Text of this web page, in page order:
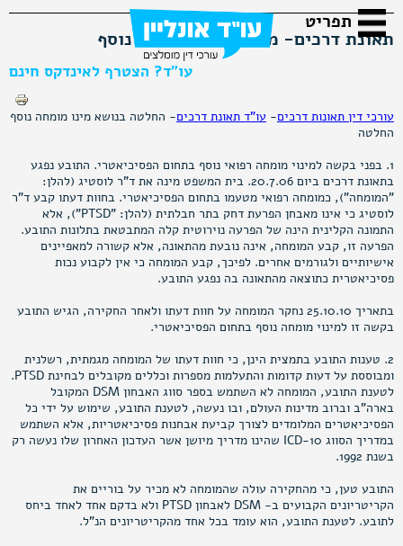
תאונת דרכים- מינוי מומחה רפואי נוסף
עו"ד? הצטרף לאינדקס חינם
עורכי דין תאונות דרכים- עו"ד תאונת דרכים- החלטה בנושא מינו מומחה נוסף
החלטה
1. בפני בקשה למינוי מומחה רפואי נוסף בתחום הפסיכיאטרי. התובע נפגע
בתאונת דרכים ביום 20.7.06. בית המשפט מינה את ד"ר לוסטיג (להלן:
"המומחה"), כמומחה רפואי מטעמו בתחום הפסיכיאטרי. בחוות דעתו קבע ד"ר
לוסטיג כי אינו מאבחן הפרעת דחק בתר חבלתית (להלן: "PTSD"), אלא
התמונה הקלינית הינה של הפרעה נוירוטית קלה המתבטאת בתלונות התובע.
הפרעה זו, קבע המומחה, אינה נובעת מהתאונה, אלא קשורה למאפיינים
אישיותיים ולגורמים אחרים. לפיכך, קבע המומחה כי אין לקבוע נכות
פסיכיאטרית כתוצאה מהתאונה בה נפגע התובע.
בתאריך 25.10.10 נחקר המומחה על חוות דעתו ולאחר החקירה, הגיש התובע
בקשה זו למינוי מומחה נוסף בתחום הפסיכיאטרי.
2. טענות התובע בתמצית הינן, כי חוות דעתו של המומחה מגמתית, רשלנית
ומבוססת על דעות קדומות והתעלמות מספרות וכללים מקובלים לבחינת PTSD.
לטענת התובע, המומחה לא השתמש בספר סווג האבחון DSM המקובל
בארה"ב וברוב מדינות העולם, ובו נעשה, לטענת התובע, שימוש על ידי כל
הפסיכיאטרים המלומדים לצורך קביעת אבחנות פסיכיאטריות, אלא השתמש
במדריך הסווג ICD-10 שהינו מדריך מיושן אשר העדכון האחרון שלו נעשה רק
בשנת 1992.
התובע טען, כי מהחקירה עולה שהמומחה לא מכיר על בוריים את
הקריטריונים הקבועים ב- DSM לאבחון PTSD ולא בדקם אחד לאחד ביחס
לתובע. לטענת התובע, הוא עומד בכל אחד מהקריטריונים הנ"ל.